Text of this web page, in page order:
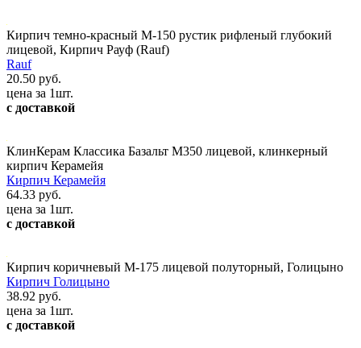
Кирпич темно-красный М-150 рустик рифленый глубокий
лицевой, Кирпич Рауф (Rauf)
Rauf
20.50 руб.
цена за 1шт.
с доставкой
КлинКерам Классика Базальт М350 лицевой, клинкерный
кирпич Керамейя
Кирпич Керамейя
64.33 руб.
цена за 1шт.
с доставкой
Кирпич коричневый М-175 лицевой полуторный, Голицыно
Кирпич Голицыно
38.92 руб.
цена за 1шт.
с доставкой